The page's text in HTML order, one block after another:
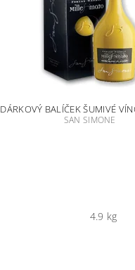
DÁRKOVÝ BALÍČEK ŠUMIVÉ
SAN SIMONE
4.9 kg